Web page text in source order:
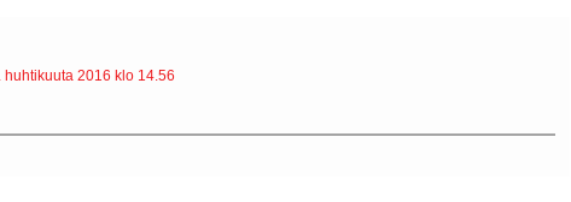
huhtikuuta 2016 klo 14.56